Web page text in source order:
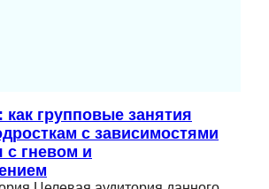
групповые занятия
с зависимостями
с гневом и